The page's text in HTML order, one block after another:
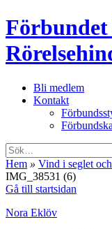
Förbundet
Bli medlem
Kontakt
Hem » Vind i seglet
IMG_38531 (6)
Gå till startsidan
Nora Eklöv